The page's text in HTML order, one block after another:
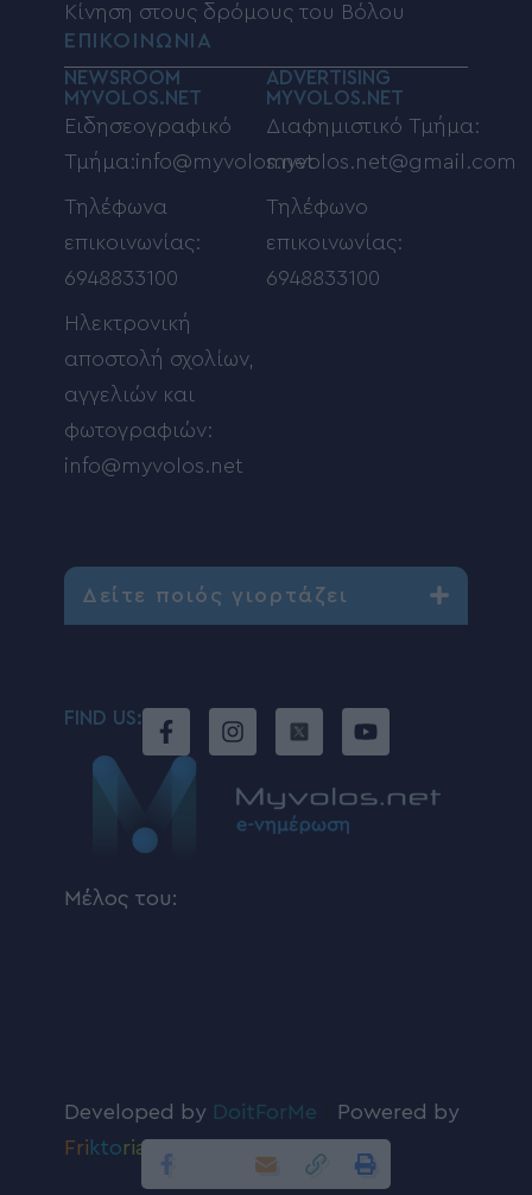
Κίνηση στους δρόμους του Βόλου
ΕΠΙΚΟΙΝΩΝΙΑ
NEWSROOM
MYVOLOS.NET
Ειδησεογραφικό
Τμήμα:info@myvolos.net
Τηλέφωνα
επικοινωνίας:
6948833100
Ηλεκτρονική
αποστολή σχολίων,
αγγελιών και
φωτογραφιών:
info@myvolos.net
ADVERTISING
MYVOLOS.NET
Διαφημιστικό Τμήμα:
myvolos.net@gmail.com
Τηλέφωνο
επικοινωνίας:
6948833100
Δείτε ποιός γιορτάζει
FIND US:
Μέλος του:
Developed by DoitForMe
Powered by
Fri ktoria